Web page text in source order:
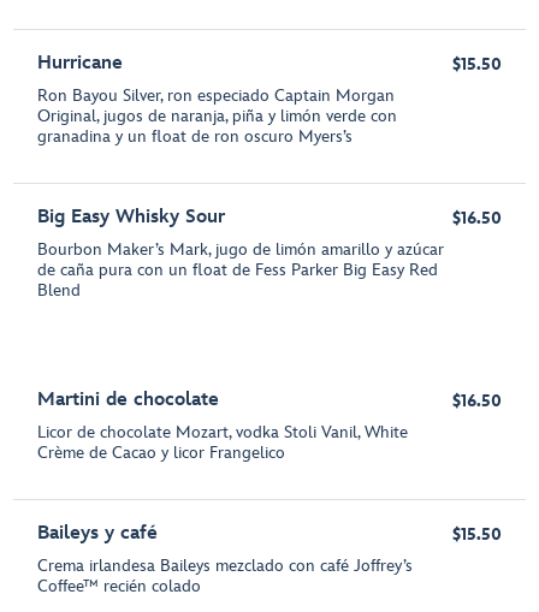
Hurricane
Ron Bayou Silver, ron especiado Captain Morgan
Original, jugos de naranja, piña y limón verde con
granadina y un float de ron oscuro Myers’s
$15.50
Big Easy Whisky Sour
Bourbon Maker’s Mark, jugo de limón amarillo y azúcar
de caña pura con un float de Fess Parker Big Easy Red
Blend
$16.50
Martini de chocolate
Licor de chocolate Mozart, vodka Stoli Vanil, White
Crème de Cacao y licor Frangelico
$16.50
Baileys y café
Crema irlandesa Baileys mezclado con café Joffrey’s
Coffee™ recién colado
$15.50